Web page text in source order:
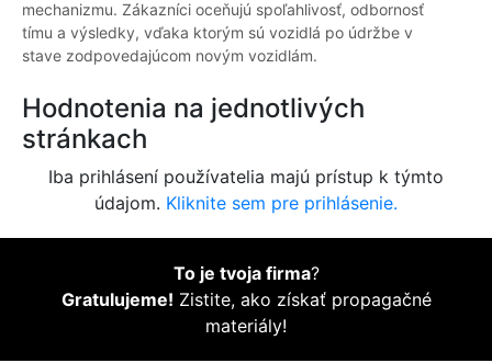
mechanizmu. Zákazníci oceňujú spoľahlivosť, odbornosť
tímu a výsledky, vďaka ktorým sú vozidlá po údržbe v
stave zodpovedajúcom novým vozidlám.
Hodnotenia na jednotlivých
stránkach
Iba prihlásení používatelia majú prístup k týmto
údajom. Kliknite sem pre prihlásenie.
To je tvoja firma?
Gratulujeme! Zistite, ako získať propagačné
materiály!